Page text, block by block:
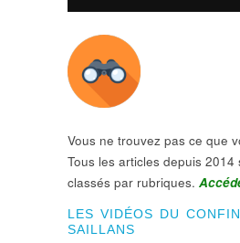
Vous ne trouvez pas ce que
Tous les articles depuis 2014
classés par rubriques.
LES VIDÉOS DU
SAILLANS